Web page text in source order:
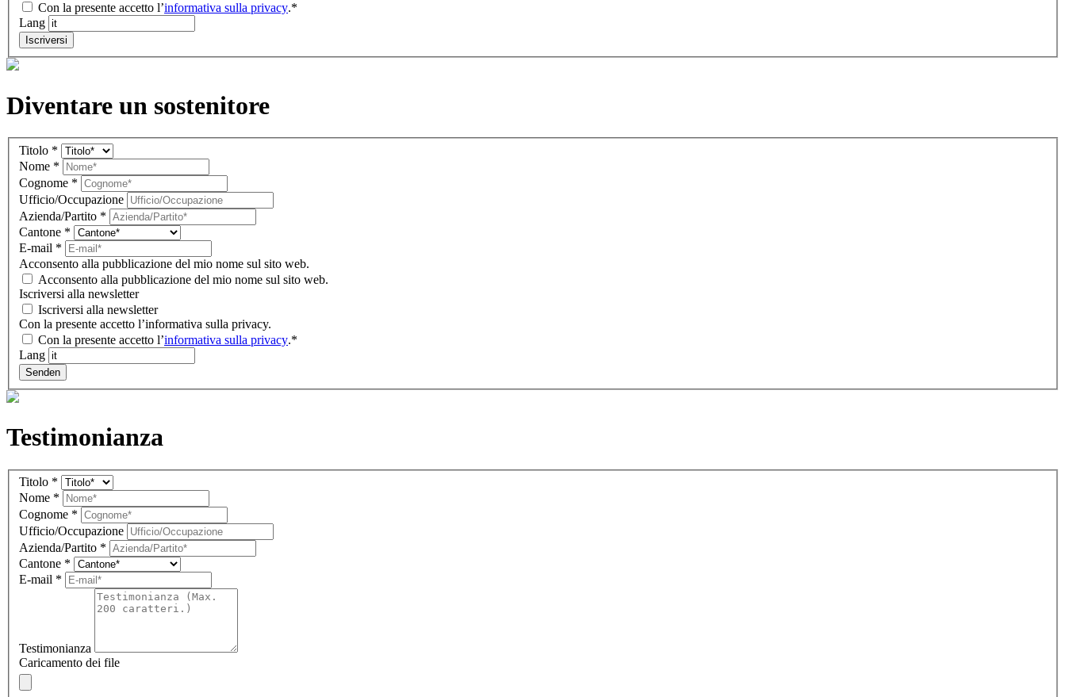
Con la presente accetto l’informativa sulla privacy.*
Lang
Iscriversi
Diventare un sostenitore
Komitee
IT
(overlay)
Titolo *
Nome *
Cognome *
Ufficio/Occupazione
Azienda/Partito *
Cantone *
E-mail *
Acconsento alla pubblicazione del mio nome sul sito web.
Acconsento alla pubblicazione del mio nome sul sito web.
Iscriversi alla newsletter
Iscriversi alla newsletter
Con la presente accetto l’informativa sulla privacy.
Con la presente accetto l’informativa sulla privacy.*
Lang
Senden
Testimonianza
Testimonial
IT
(overlay)
Titolo *
Nome *
Cognome *
Ufficio/Occupazione
Azienda/Partito *
Cantone *
E-mail *
Testimonianza
Caricamento dei file